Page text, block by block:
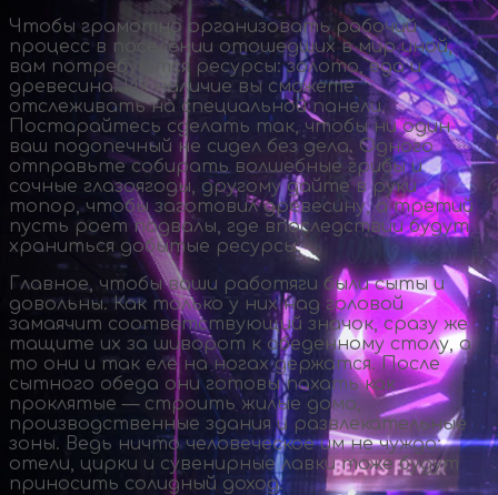
Чтобы грамотно организовать рабочий
процесс в поселении отошедших в мир иной,
вам потребуются ресурсы: золото, еда и
древесина. Их наличие вы сможете
отслеживать на специальной панели.
Постарайтесь сделать так, чтобы ни один
ваш подопечный не сидел без дела. Одного
отправьте собирать волшебные грибы и
сочные глазоягоды, другому дайте в руки
топор, чтобы заготовил древесину, а третий
пусть роет подвалы, где впоследствии будут
храниться добытые ресурсы.
Главное, чтобы ваши работяги были сыты и
довольны. Как только у них над головой
замаячит соответствующий значок, сразу же
тащите их за шиворот к обеденному столу, а
то они и так еле на ногах держатся. После
сытного обеда они готовы пахать как
проклятые — строить жилые дома,
производственные здания и развлекательные
зоны. Ведь ничто человеческое им не чуждо:
отели, цирки и сувенирные лавки тоже будут
приносить солидный доход.